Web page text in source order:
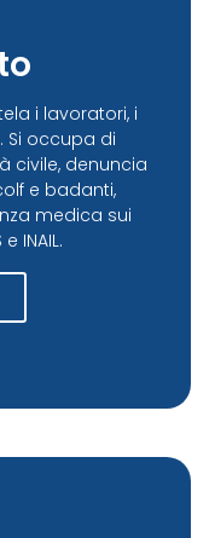
i lavoratori, i
Si occupa di
civile, denuncia
e badanti,
medica sui
INAIL.